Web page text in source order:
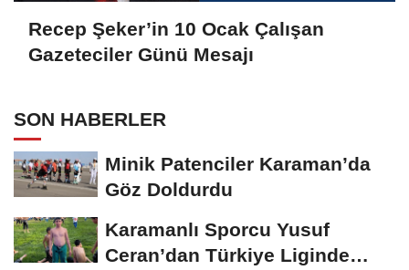
Recep Şeker’in 10 Ocak Çalışan
Gazeteciler Günü Mesajı
SON HABERLER
Minik Patenciler Karaman’da
Göz Doldurdu
Karamanlı Sporcu Yusuf
Ceran’dan Türkiye Liginde